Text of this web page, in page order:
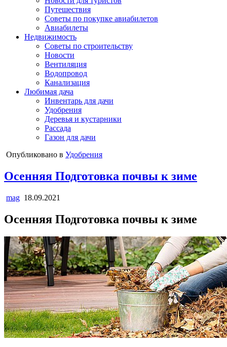
Путешествия
Советы по покупке авиабилетов
Авиабилеты
Недвижимость
Советы по строительству
Новости
Вентиляция
Водопровод
Канализация
Любимая дача
Инвентарь для дачи
Удобрения
Деревья и кустарники
Рассада
Газон для дачи
Опубликовано в Удобрения
Осенняя Подготовка почвы к зиме
mag 18.09.2021
Осенняя Подготовка почвы к зиме